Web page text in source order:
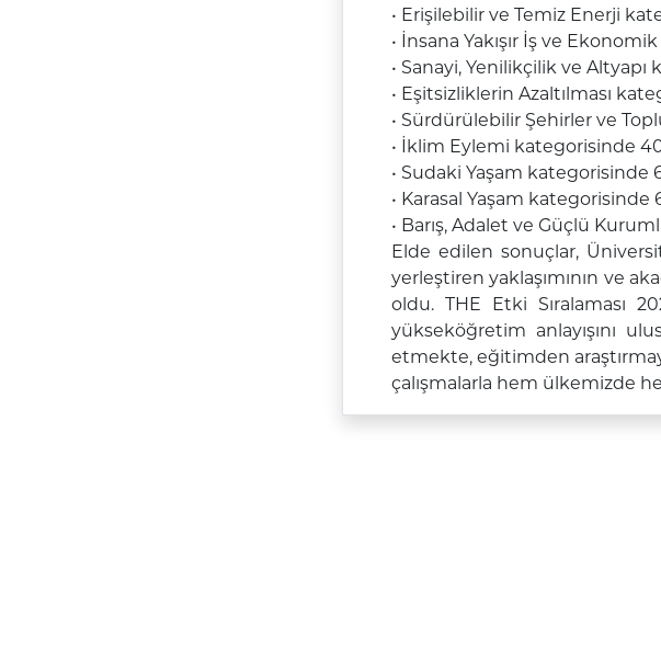
• Erişilebilir ve Temiz Enerji
• İnsana Yakışır İş ve
• Sanayi, Yenilikçilik ve Altyapı
• Eşitsizliklerin Azaltılması
• Sürdürülebilir Şehirler ve
• İklim Eylemi kategorisinde
• Sudaki Yaşam kategorisinde
• Karasal Yaşam kategorisinde
• Barış, Adalet ve Güçlü
Elde edilen sonuçlar,
yerleştiren yaklaşımının ve
oldu. THE Etki Sıralaması
yükseköğretim anlayışını
etmekte,eğitimden
çalışmalarla hem ülkemizde